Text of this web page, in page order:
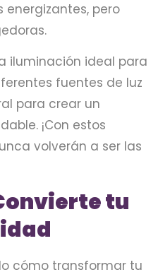
pero
iluminación ideal para
fuentes de luz
para crear un
¡Con estos
volverán a ser las
tu
cómo transformar tu